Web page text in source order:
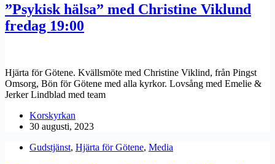
”Psykisk hälsa” med Christine Viklund
fredag 19:00
Hjärta för Götene. Kvällsmöte med Christine Viklind, från Pingst
Omsorg, Bön för Götene med alla kyrkor. Lovsång med Emelie &
Jerker Lindblad med team
Korskyrkan
30 augusti, 2023
Gudstjänst, Hjärta för Götene, Media